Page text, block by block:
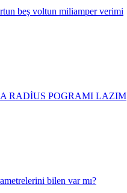
beş voltun miliamper verimi
RADİUS POGRAMI LAZIM
bilen var mı?